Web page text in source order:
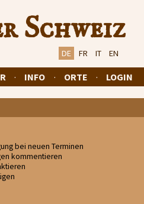
Schweiz
DE FR IT EN
· INFO · ORTE · LOGIN
bei neuen Terminen
kommentieren